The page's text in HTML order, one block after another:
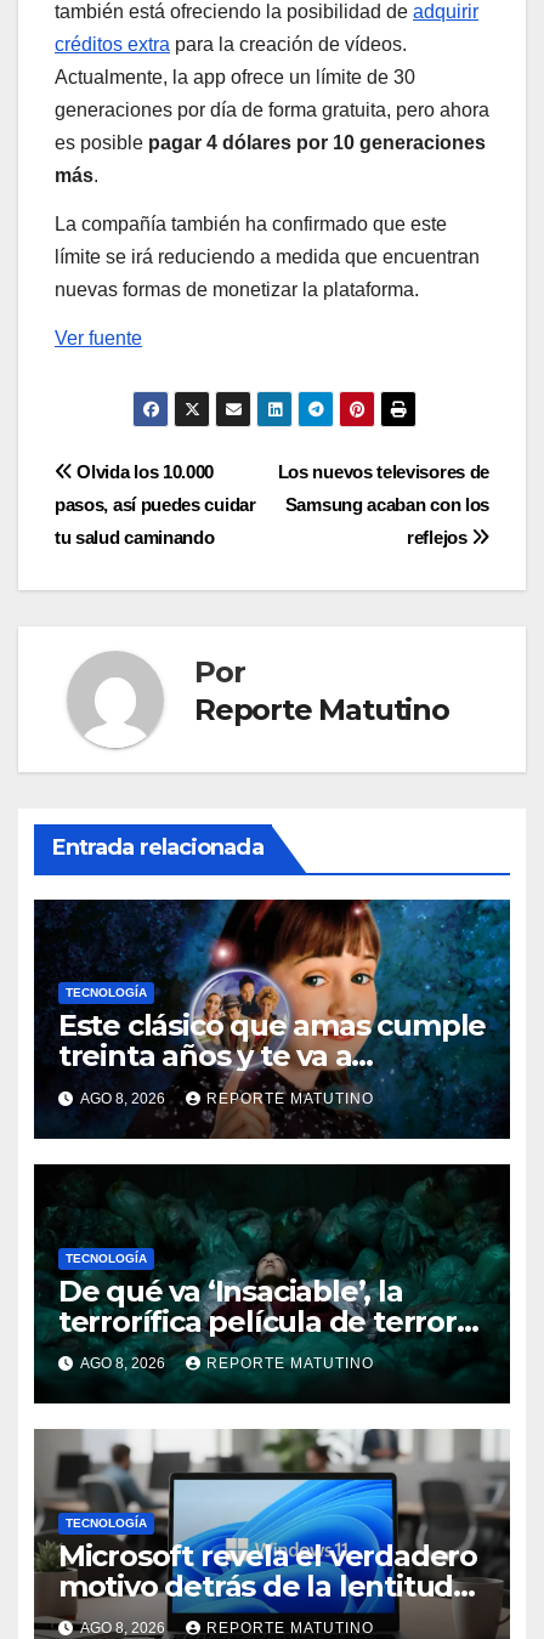
también está ofreciendo la posibilidad de adquirir
créditos extra para la creación de vídeos.
Actualmente, la app ofrece un límite de 30
generaciones por día de forma gratuita, pero ahora
es posible pagar 4 dólares por 10 generaciones
más.
La compañía también ha confirmado que este
límite se irá reduciendo a medida que encuentran
nuevas formas de monetizar la plataforma.
Ver fuente
Navegación
de
entradas
Los nuevos televisores de
Samsung acaban con los
reflejos
Olvida los 10.000
pasos, así puedes cuidar
tu salud caminando
Por
Reporte Matutino
Entrada relacionada
TECNOLOGÍA
Este clásico que amas cumple
treinta años y te va a
sorprender su enorme
influencia en el cine
AGO 8, 2026 REPORTE MATUTINO
TECNOLOGÍA
De qué va ‘Insaciable’, la
terrorífica película de terror
que seguro no conoces y te
soprenderá
AGO 8, 2026 REPORTE MATUTINO
TECNOLOGÍA
Microsoft revela el verdadero
motivo detrás de la lentitud
de Windows 11
AGO 8, 2026 REPORTE MATUTINO